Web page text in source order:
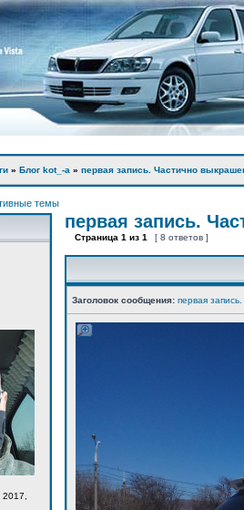
» Блог kot_-а » первая запись. Частично
темы
первая запись.
Страница 1 из 1 [ 8 ответов ]
Заголовок сообщения: первая